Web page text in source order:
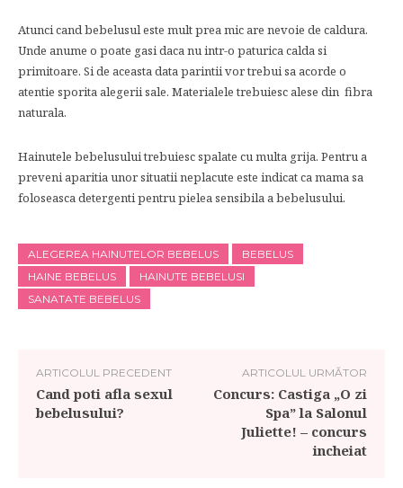
Atunci cand bebelusul este mult prea mic are nevoie de caldura.
Unde anume o poate gasi daca nu intr-o paturica calda si
primitoare. Si de aceasta data parintii vor trebui sa acorde o
atentie sporita alegerii sale. Materialele trebuiesc alese din fibra
naturala.
Hainutele bebelusului trebuiesc spalate cu multa grija. Pentru a
preveni aparitia unor situatii neplacute este indicat ca mama sa
foloseasca detergenti pentru pielea sensibila a bebelusului.
ALEGEREA HAINUTELOR BEBELUS
BEBELUS
HAINE BEBELUS
HAINUTE BEBELUSI
SANATATE BEBELUS
ARTICOLUL PRECEDENT
Cand poti afla sexul
bebelusului?
ARTICOLUL URMĂTOR
Concurs: Castiga „O zi
Spa” la Salonul
Juliette! – concurs
incheiat